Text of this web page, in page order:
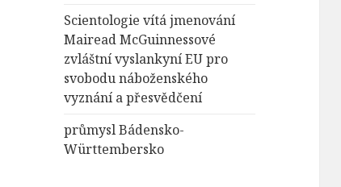
Scientologie vítá jmenování
Mairead McGuinnessové
zvláštní vyslankyní EU pro
svobodu náboženského
vyznání a přesvědčení
průmysl Bádensko-
Württembersko